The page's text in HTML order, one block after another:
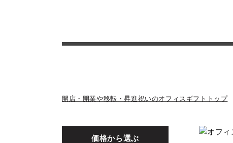
開店・開業や移転・昇進祝いのオフィスギフトトップ
価格から選ぶ